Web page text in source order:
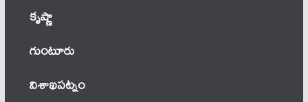
కృష్ణా
గుంటూరు
విశాఖపట్నం